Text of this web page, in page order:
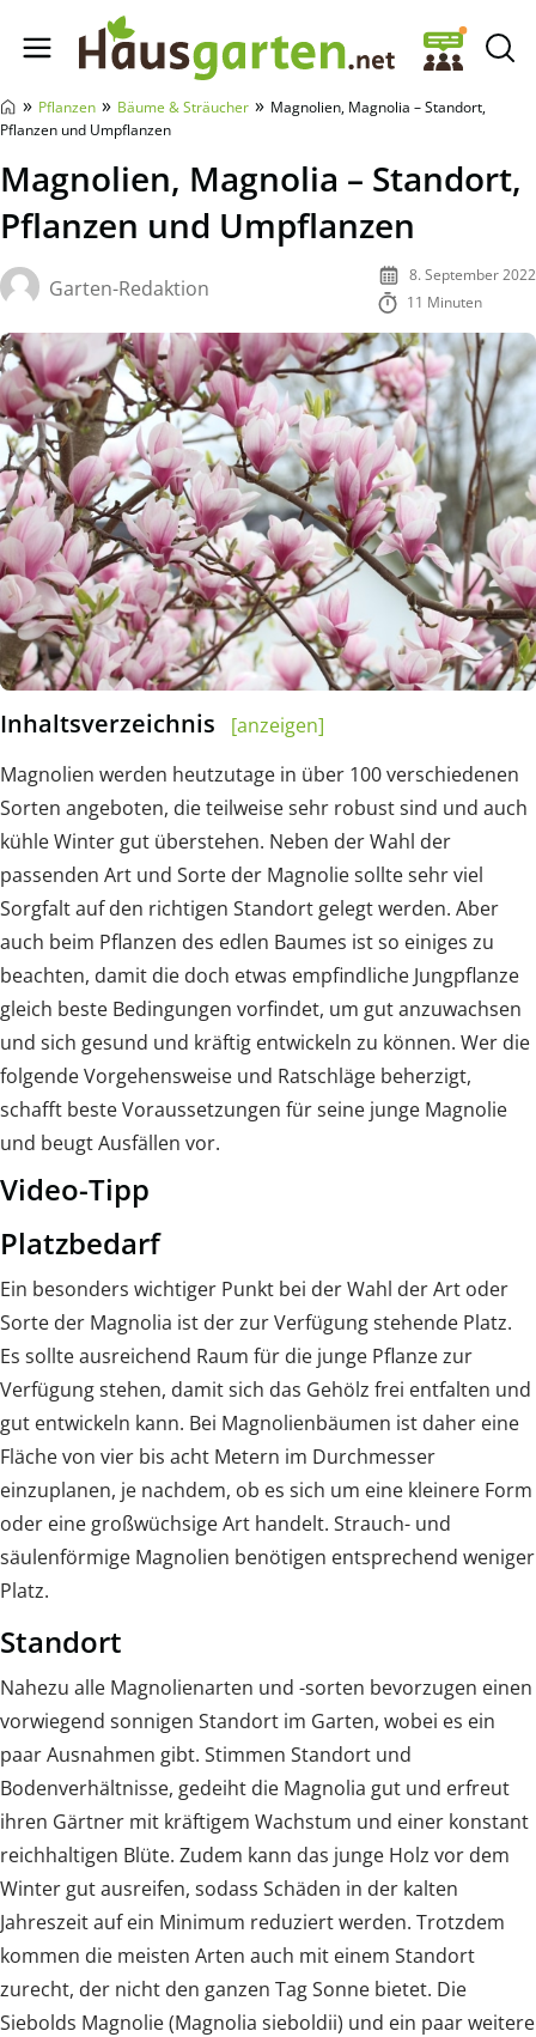
Hausgarten.net
» Pflanzen » Bäume & Sträucher » Magnolien, Magnolia – Standort,
Pflanzen und Umpflanzen
Magnolien, Magnolia – Standort,
Pflanzen und Umpflanzen
Garten-Redaktion
8. September 2022
11 Minuten
Inhaltsverzeichnis
[anzeigen]
Magnolien werden heutzutage in über 100 verschiedenen
Sorten angeboten, die teilweise sehr robust sind und auch
kühle Winter gut überstehen. Neben der Wahl der
passenden Art und Sorte der Magnolie sollte sehr viel
Sorgfalt auf den richtigen Standort gelegt werden. Aber
auch beim Pflanzen des edlen Baumes ist so einiges zu
beachten, damit die doch etwas empfindliche Jungpflanze
gleich beste Bedingungen vorfindet, um gut anzuwachsen
und sich gesund und kräftig entwickeln zu können. Wer die
folgende Vorgehensweise und Ratschläge beherzigt,
schafft beste Voraussetzungen für seine junge Magnolie
und beugt Ausfällen vor.
Video-Tipp
Platzbedarf
Ein besonders wichtiger Punkt bei der Wahl der Art oder
Sorte der Magnolia ist der zur Verfügung stehende Platz.
Es sollte ausreichend Raum für die junge Pflanze zur
Verfügung stehen, damit sich das Gehölz frei entfalten und
gut entwickeln kann. Bei Magnolienbäumen ist daher eine
Fläche von vier bis acht Metern im Durchmesser
einzuplanen, je nachdem, ob es sich um eine kleinere Form
oder eine großwüchsige Art handelt. Strauch- und
säulenförmige Magnolien benötigen entsprechend weniger
Platz.
Standort
Nahezu alle Magnolienarten und -sorten bevorzugen einen
vorwiegend sonnigen Standort im Garten, wobei es ein
paar Ausnahmen gibt. Stimmen Standort und
Bodenverhältnisse, gedeiht die Magnolia gut und erfreut
ihren Gärtner mit kräftigem Wachstum und einer konstant
reichhaltigen Blüte. Zudem kann das junge Holz vor dem
Winter gut ausreifen, sodass Schäden in der kalten
Jahreszeit auf ein Minimum reduziert werden. Trotzdem
kommen die meisten Arten auch mit einem Standort
zurecht, der nicht den ganzen Tag Sonne bietet. Die
Siebolds Magnolie (Magnolia sieboldii) und ein paar weitere